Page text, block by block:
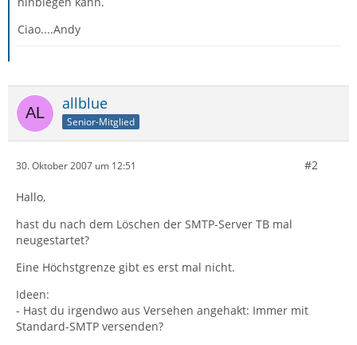
Ciao....Andy
allblue
Senior-Mitglied
30. Oktober 2007 um 12:51 #2
Hallo,
hast du nach dem Löschen der SMTP-Server TB mal
neugestartet?
Eine Höchstgrenze gibt es erst mal nicht.
Ideen:
- Hast du irgendwo aus Versehen angehakt: Immer mit
Standard-SMTP versenden?